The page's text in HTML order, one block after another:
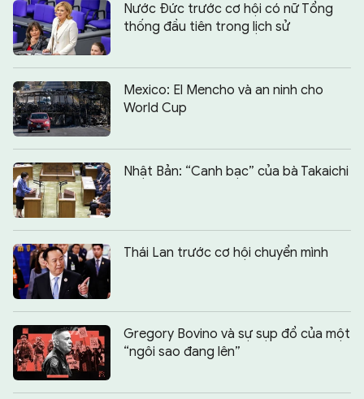
Nước Đức trước cơ hội có nữ Tổng
thống đầu tiên trong lịch sử
Mexico: El Mencho và an ninh cho
World Cup
Nhật Bản: “Canh bạc” của bà Takaichi
Thái Lan trước cơ hội chuyển mình
Gregory Bovino và sự sụp đổ của một
“ngôi sao đang lên”